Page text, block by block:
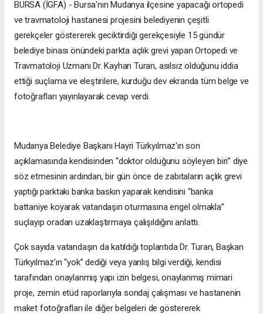
BURSA (İGFA) - Bursa'nın Mudanya ilçesine yapacağı ortopedi
ve travmatoloji hastanesi projesini belediyenin çeşitli
gerekçeler göstererek geciktirdiği gerekçesiyle 15 gündür
belediye binası önündeki parkta açlık grevi yapan Ortopedi ve
Travmatoloji Uzmanı Dr. Kayhan Turan, asılsız olduğunu iddia
ettiği suçlama ve eleştirilere, kurduğu dev ekranda tüm belge ve
fotoğrafları yayınlayarak cevap verdi.
Mudanya Belediye Başkanı Hayri Türkyılmaz'ın son
açıklamasında kendisinden “doktor olduğunu söyleyen biri” diye
söz etmesinin ardından, bir gün önce de zabıtaların açlık grevi
yaptığı parktaki banka baskın yaparak kendisini “banka
battaniye koyarak vatandaşın oturmasına engel olmakla”
suçlayıp oradan uzaklaştırmaya çalışıldığını anlattı.
Çok sayıda vatandaşın da katıldığı toplantıda Dr. Turan, Başkan
Türkyılmaz'ın “yok” dediği veya yanlış bilgi verdiği, kendisi
tarafından onaylanmış yapı izin belgesi, onaylanmış mimari
proje, zemin etüd raporlarıyla sondaj çalışması ve hastanenin
maket fotoğrafları ile diğer belgeleri de göstererek